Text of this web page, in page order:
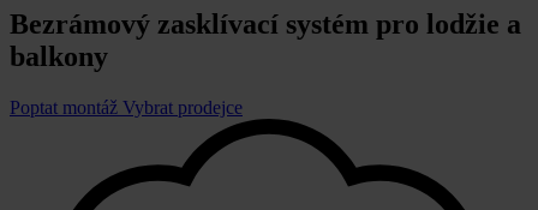
Bezrámový zasklívací systém pro lodžie a
balkony
Poptat montáž Vybrat prodejce